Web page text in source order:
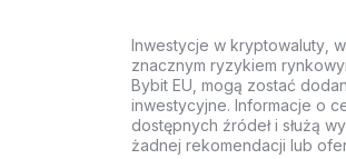
Inwestycje w kryptowaluty,
znacznym ryzykiem
Bybit EU, mogą zostać
inwestycyjne. Informacje o
dostępnych źródeł i służą
żadnej rekomendacji lub